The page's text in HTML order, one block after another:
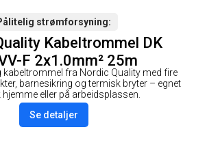
strømforsyning
Kabeltrommel DK
F 2x1.0mm² 25m
kabeltrommel fra Nordic Quality med fire
barnesikring og termisk bryter – egnet
eller på arbeidsplassen.
Se detaljer